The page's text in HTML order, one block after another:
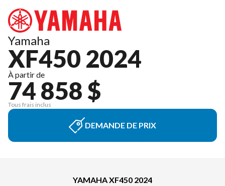
Yamaha
XF450 2024
À partir de
74 858 $
Tous frais inclus
DEMANDE DE PRIX
YAMAHA XF450 2024